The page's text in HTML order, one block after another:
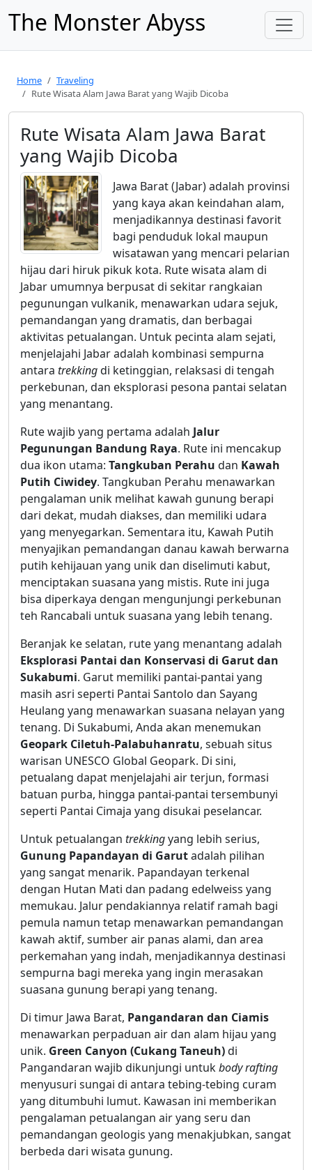
The Monster Abyss
Home
Traveling
Rute Wisata Alam Jawa Barat yang Wajib Dicoba
Rute Wisata Alam Jawa Barat
yang Wajib Dicoba
Jawa Barat (Jabar) adalah provinsi
yang kaya akan keindahan alam,
menjadikannya destinasi favorit
bagi penduduk lokal maupun
wisatawan yang mencari pelarian
hijau dari hiruk pikuk kota. Rute wisata alam di
Jabar umumnya berpusat di sekitar rangkaian
pegunungan vulkanik, menawarkan udara sejuk,
pemandangan yang dramatis, dan berbagai
aktivitas petualangan. Untuk pecinta alam sejati,
menjelajahi Jabar adalah kombinasi sempurna
antara trekkingdi ketinggian, relaksasi di tengah
perkebunan, dan eksplorasi pesona pantai selatan
yang menantang.
Rute wajib yang pertama adalah Jalur
Pegunungan Bandung Raya. Rute ini mencakup
dua ikon utama: Tangkuban Perahu dan Kawah
Putih Ciwidey. Tangkuban Perahu menawarkan
pengalaman unik melihat kawah gunung berapi
dari dekat, mudah diakses, dan memiliki udara
yang menyegarkan. Sementara itu, Kawah Putih
menyajikan pemandangan danau kawah berwarna
putih kehijauan yang unik dan diselimuti kabut,
menciptakan suasana yang mistis. Rute ini juga
bisa diperkaya dengan mengunjungi perkebunan
teh Rancabali untuk suasana yang lebih tenang.
Beranjak ke selatan, rute yang menantang adalah
Eksplorasi Pantai dan Konservasi di Garut dan
Sukabumi. Garut memiliki pantai-pantai yang
masih asri seperti Pantai Santolo dan Sayang
Heulang yang menawarkan suasana nelayan yang
tenang. Di Sukabumi, Anda akan menemukan
Geopark Ciletuh-Palabuhanratu, sebuah situs
warisan UNESCO Global Geopark. Di sini,
petualang dapat menjelajahi air terjun, formasi
batuan purba, hingga pantai-pantai tersembunyi
seperti Pantai Cimaja yang disukai peselancar.
Untuk petualangan trekkingyang lebih serius,
Gunung Papandayan di Garutadalah pilihan
yang sangat menarik. Papandayan terkenal
dengan Hutan Mati dan padang edelweiss yang
memukau. Jalur pendakiannya relatif ramah bagi
pemula namun tetap menawarkan pemandangan
kawah aktif, sumber air panas alami, dan area
perkemahan yang indah, menjadikannya destinasi
sempurna bagi mereka yang ingin merasakan
suasana gunung berapi yang tenang.
Di timur Jawa Barat, Pangandaran dan Ciamis
menawarkan perpaduan air dan alam hijau yang
unik. Green Canyon (Cukang Taneuh)di
Pangandaran wajib dikunjungi untukbody rafting
menyusuri sungai di antara tebing-tebing curam
yang ditumbuhi lumut. Kawasan ini memberikan
pengalaman petualangan air yang seru dan
pemandangan geologis yang menakjubkan, sangat
berbeda dari wisata gunung.